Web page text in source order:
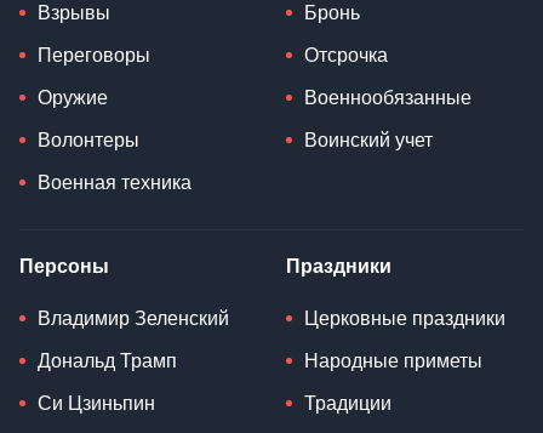
Взрывы
Переговоры
Оружие
Волонтеры
Военная техника
Бронь
Отсрочка
Военнообязанные
Воинский учет
Персоны
Владимир Зеленский
Дональд Трамп
Си Цзиньпин
Праздники
Церковные праздники
Народные приметы
Традиции